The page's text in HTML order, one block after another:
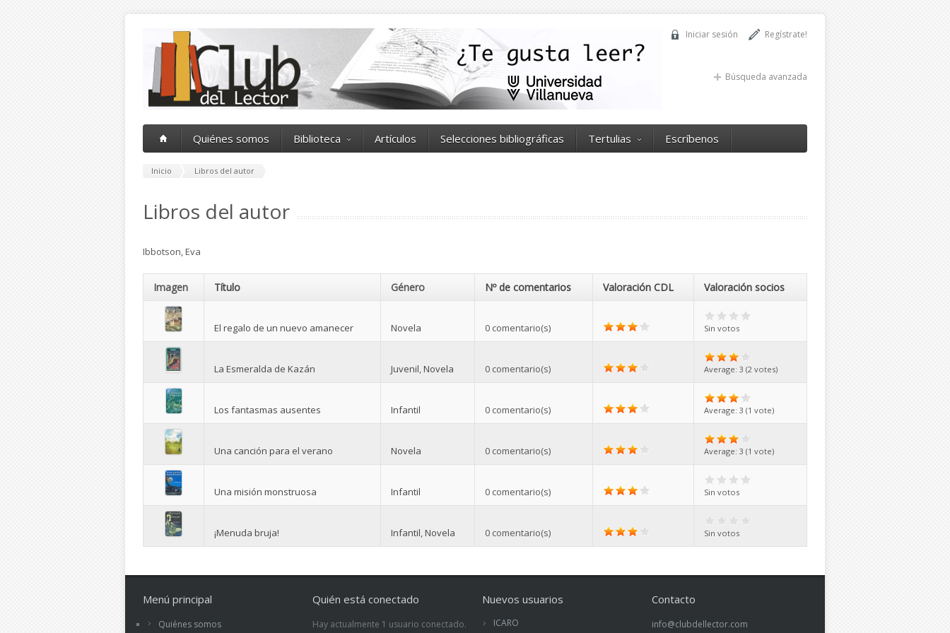
Regístrate!
Iniciar sesión
Búsqueda avanzada
Quiénes somos Biblioteca Artículos Selecciones bibliográficas Tertulias Escríbenos
Inicio Libros del autor
Libros del autor
Ibbotson, Eva
Imagen Título Género Nº de comentarios Valoración CDL Valoración socios
El regalo de un nuevo amanecer Novela 0 comentario(s) Sin votos
La Esmeralda de Kazán Juvenil Novela 0 comentario(s) Average: 3 (2 votes)
Los fantasmas ausentes Infantil 0 comentario(s) Average: 3 (1 vote)
Una canción para el verano Novela 0 comentario(s) Average: 3 (1 vote)
Una misión monstruosa Infantil 0 comentario(s) Sin votos
¡Menuda bruja! Infantil Novela 0 comentario(s) Sin votos
Menú principal
Quiénes somos
Quién está conectado
Hay actualmente 1 usuario conectado.
Nuevos usuarios
ICARO
Contacto
info@clubdellector.com